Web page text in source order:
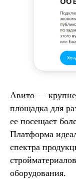
Авито —
площадка для
ее посещает
Платформа
спектра
оборудования.